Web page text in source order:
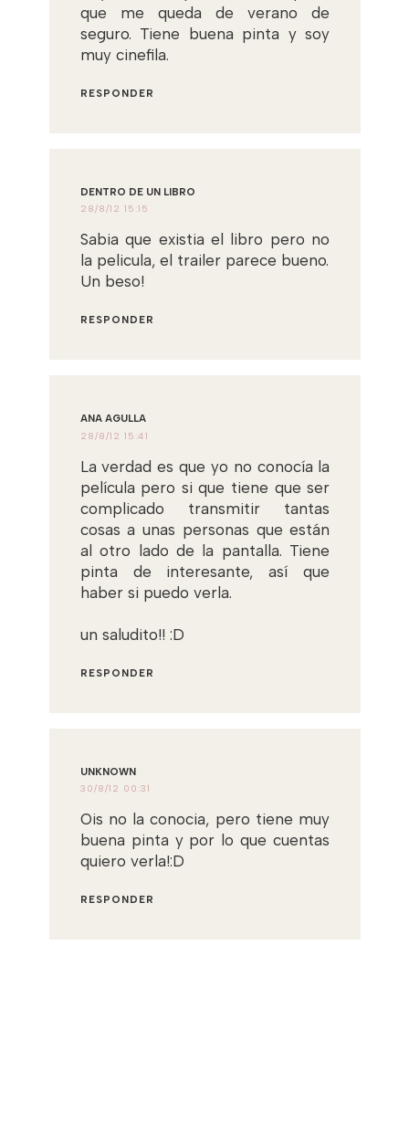
que me queda de verano de
seguro. Tiene buena pinta y soy
muy cinefila.
RESPONDER
DENTRO DE UN LIBRO
28/8/12 15:15
Sabia que existia el libro pero no
la pelicula, el trailer parece bueno.
Un beso!
RESPONDER
ANA AGULLA
28/8/12 15:41
La verdad es que yo no conocía la
película pero si que tiene que ser
complicado transmitir tantas
cosas a unas personas que están
al otro lado de la pantalla. Tiene
pinta de interesante, así que
haber si puedo verla.
un saludito!! :D
RESPONDER
UNKNOWN
30/8/12 00:31
Ois no la conocia, pero tiene muy
buena pinta y por lo que cuentas
quiero verla!:D
RESPONDER